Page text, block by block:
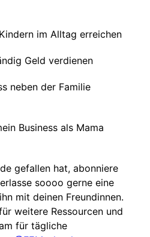
im Alltag erreichen
Geld verdienen
neben der Familie
Business als Mama
gefallen hat, abonniere
soooo gerne eine
mit deinen Freundinnen.
weitere Ressourcen und
für tägliche